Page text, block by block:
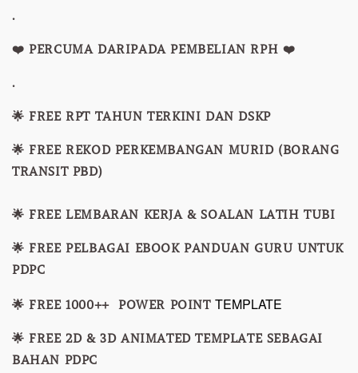
.
❤️ PERCUMA DARIPADA PEMBELIAN RPH ❤️
.
🌟 FREE RPT TAHUN TERKINI DAN DSKP
🌟 FREE REKOD PERKEMBANGAN MURID (BORANG
TRANSIT PBD)
🌟 FREE LEMBARAN KERJA & SOALAN LATIH TUBI
🌟 FREE PELBAGAI EBOOK PANDUAN GURU UNTUK
PDPC
🌟 FREE 1000++ POWER POINTTEMPLATE
🌟 FREE 2D & 3D ANIMATED TEMPLATE SEBAGAI
BAHAN PDPC